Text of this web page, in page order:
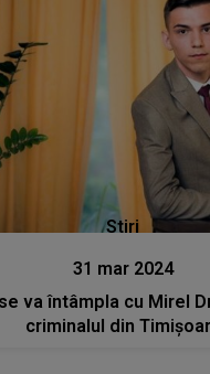
Stiri
31 mar 2024
va întâmpla cu Mirel
criminalul din